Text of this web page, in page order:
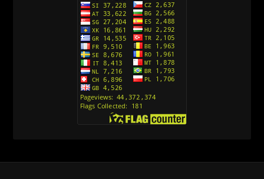
Action Man (2000) Sinhronizovano na Hrvatski
Andjeoski Prijatelji (Sinhronizovano na Srpski)
Ajkuca (Sharkdog) Sinhronizovano na Srpski
Alvin i veverice (Alvinnn!!! And the Chipmunks)
Sinhronizovano na Srpski